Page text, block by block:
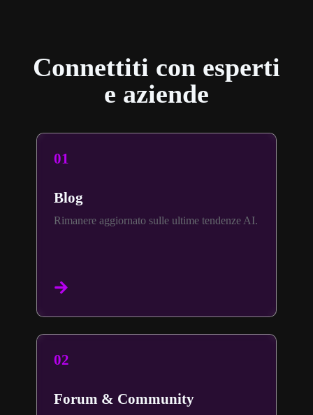
Connettiti con esperti
e aziende
01
Blog
Rimanere aggiornato sulle ultime tendenze AI.
02
Forum & Community